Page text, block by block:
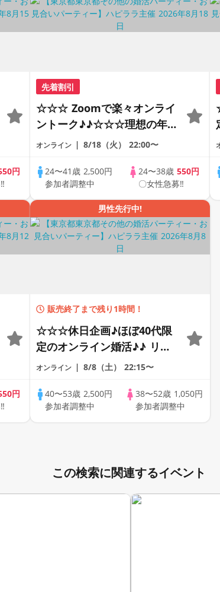
円
先着割引
☆☆☆ Zoomで楽々オンライ
ントーク♪♪☆☆☆理想の年の
差♪♪ そろそろ・・・素敵な
アルなオンライン婚活☆全国
の方が対象☆司会進行あり♪♪
オンライン 8/18（火） 22:00〜
24〜41歳 2,500円
参加者調整中
24〜38歳550円
〇女性急募‼
円
男性先行中!
販売終了まで残り1時間！
☆☆☆休日企画♪ほぼ40代限
定のオンライン婚活♪♪ リモ
ートの出会い応援♪♪ おうち
の方が対象☆ 司会進行あり
♪♪ THE 41s ONLINE
PARTY!!
オンライン 8/8（土） 22:15〜
40〜53歳 2,500円
参加者調整中
38〜52歳 1,050円
参加者調整中
この検索に関連するイベント